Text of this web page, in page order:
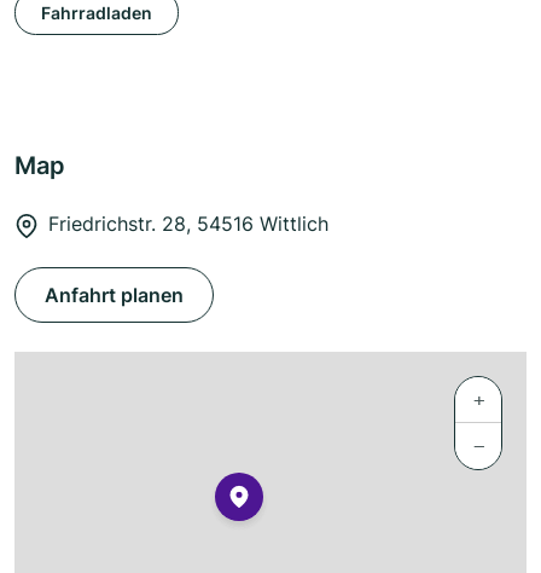
Fahrradladen
Map
Friedrichstr. 28, 54516 Wittlich
Anfahrt planen
+
−